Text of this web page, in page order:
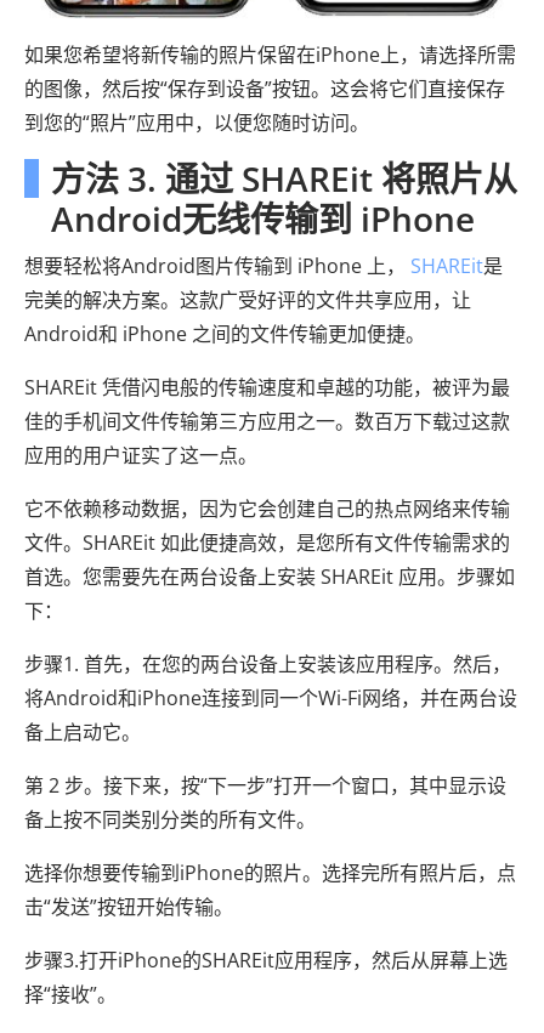
如果您希望将新传输的照片保留在iPhone上，请选择所需
的图像，然后按“保存到设备”按钮。这会将它们直接保存
到您的“照片”应用中，以便您随时访问。
方法 3. 通过 SHAREit 将照片从
Android无线传输到 iPhone
想要轻松将Android图片传输到 iPhone 上， SHAREit是
完美的解决方案。这款广受好评的文件共享应用，让
Android和 iPhone 之间的文件传输更加便捷。
SHAREit 凭借闪电般的传输速度和卓越的功能，被评为最
佳的手机间文件传输第三方应用之一。数百万下载过这款
应用的用户证实了这一点。
它不依赖移动数据，因为它会创建自己的热点网络来传输
文件。SHAREit 如此便捷高效，是您所有文件传输需求的
首选。您需要先在两台设备上安装 SHAREit 应用。步骤如
下：
步骤1. 首先，在您的两台设备上安装该应用程序。然后，
将Android和iPhone连接到同一个Wi-Fi网络，并在两台设
备上启动它。
第 2 步。接下来，按“下一步”打开一个窗口，其中显示设
备上按不同类别分类的所有文件。
选择你想要传输到iPhone的照片。选择完所有照片后，点
击“发送”按钮开始传输。
步骤3.打开iPhone的SHAREit应用程序，然后从屏幕上选
择“接收”。